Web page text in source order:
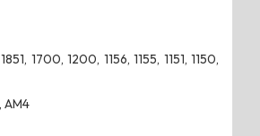
1700, 1200, 1156, 1155, 1151, 1150,
AM4